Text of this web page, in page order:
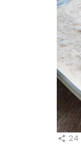
24